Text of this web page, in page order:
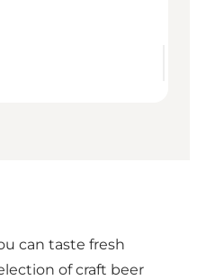
can taste fresh
of craft beer